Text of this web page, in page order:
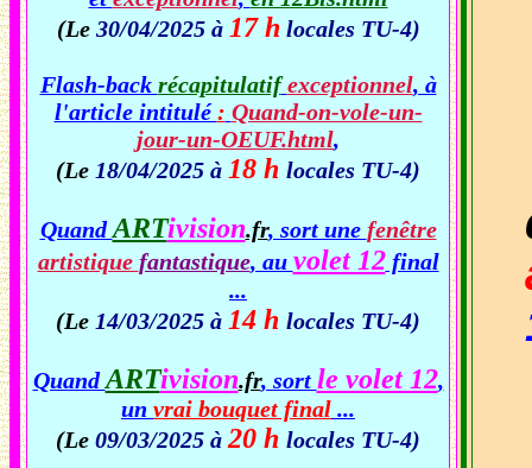
(Le 30/04/2025 à 17 h locales TU-4)
Flash-back récapitulatif exceptionnel, à
l'article intitulé: Quand-on-vole-un-
jour-un-OEUF.html,
(Le 18/04/2025 à 18 h locales TU-4)
QuandARTivision.fr, sort une fenêtre
artistique fantastique, au volet 12final
...
(Le 14/03/2025 à 14 h locales TU-4)
QuandARTivision.fr, sort le volet 12,
un vrai bouquet final ...
(Le 09/03/2025 à 20 h locales TU-4)